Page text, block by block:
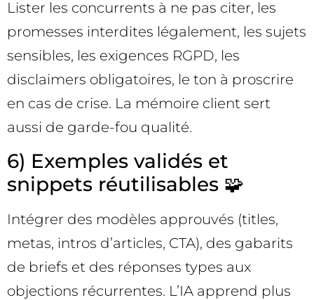
Lister les concurrents à ne pas citer, les
promesses interdites légalement, les sujets
sensibles, les exigences RGPD, les
disclaimers obligatoires, le ton à proscrire
en cas de crise. La mémoire client sert
aussi de garde-fou qualité.
6) Exemples validés et
snippets réutilisables 🧩
Intégrer des modèles approuvés (titles,
metas, intros d’articles, CTA), des gabarits
de briefs et des réponses types aux
objections récurrentes. L’IA apprend plus